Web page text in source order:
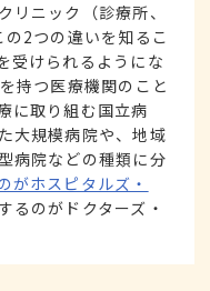
リニック（診療所、
2つの違いを知るこ
受けられるようにな
持つ医療機関のこと
に取り組む国立病
大規模病院や、地域
病院などの種類に分
がホスピタルズ・
るのがドクターズ・